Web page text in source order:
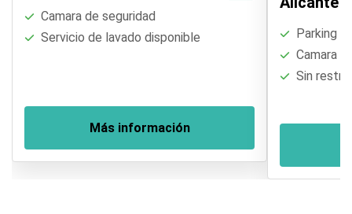
Camara de seguridad
Servicio de lavado disponible
Más información
Parking
Camara
Sin